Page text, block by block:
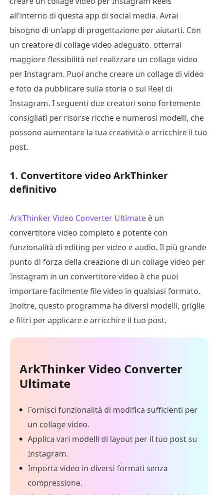
all'interno di questa app di social media. Avrai
bisogno di un'app di progettazione per aiutarti. Con
un creatore di collage video adeguato, otterrai
maggiore flessibilità nel realizzare un collage video
per Instagram. Puoi anche creare un collage di video
e foto da pubblicare sulla storia o sul Reel di
Instagram. I seguenti due creatori sono fortemente
consigliati per risorse ricche e numerosi modelli, che
possono aumentare la tua creatività e arricchire il tuo
post.
1. Convertitore video ArkThinker
definitivo
ArkThinker Video Converter Ultimate è un
convertitore video completo e potente con
funzionalità di editing per video e audio. Il più grande
punto di forza della creazione di un collage video per
Instagram in un convertitore video è che puoi
importare facilmente file video in qualsiasi formato.
Inoltre, questo programma ha diversi modelli, griglie
e filtri per applicare e arricchire il tuo post.
ArkThinker Video Converter
Ultimate
Fornisci funzionalità di modifica sufficienti per
un collage video.
Applica vari modelli di layout per il tuo post su
Instagram.
Importa video in diversi formati senza
compressione.